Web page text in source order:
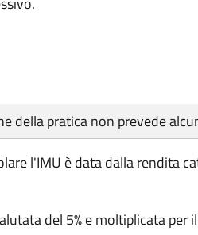
della pratica non prevede
l'IMU è data dalla rendita
del 5% e moltiplicata